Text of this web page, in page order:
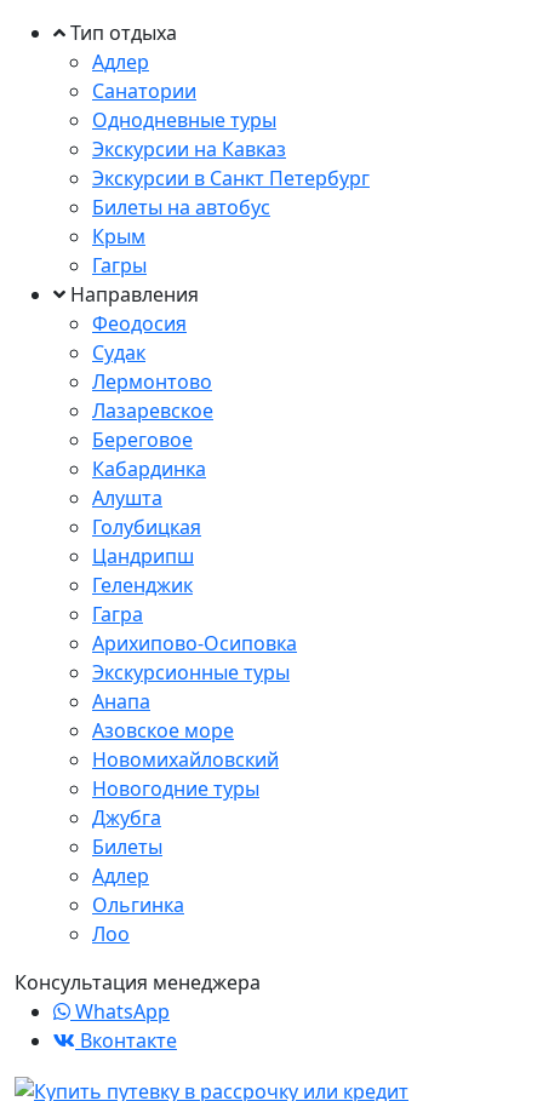
Тип отдыха
Адлер
Санатории
Однодневные туры
Экскурсии на Кавказ
Экскурсии в Санкт Петербург
Билеты на автобус
Крым
Гагры
Направления
Феодосия
Судак
Лермонтово
Лазаревское
Береговое
Кабардинка
Алушта
Голубицкая
Цандрипш
Геленджик
Гагра
Арихипово-Осиповка
Экскурсионные туры
Анапа
Азовское море
Новомихайловский
Новогодние туры
Джубга
Билеты
Адлер
Ольгинка
Лоо
Консультация менеджера
WhatsApp
Вконтакте